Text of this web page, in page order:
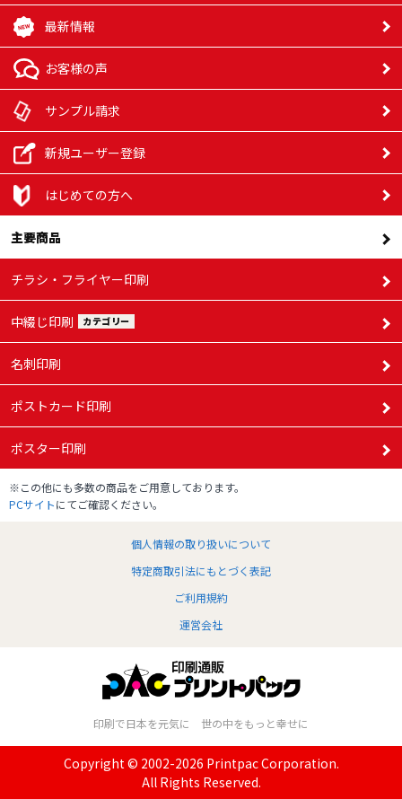
最新情報
お客様の声
サンプル請求
新規ユーザー登録
はじめての方へ
主要商品
チラシ・フライヤー印刷
中綴じ印刷 カテゴリー
名刺印刷
ポストカード印刷
ポスター印刷
※この他にも多数の商品をご用意しております。
PCサイトにてご確認ください。
個人情報の取り扱いについて
特定商取引法にもとづく表記
ご利用規約
運営会社
印刷で日本を元気に 世の中をもっと幸せに
Copyright © 2002-2026 Printpac Corporation.
All Rights Reserved.